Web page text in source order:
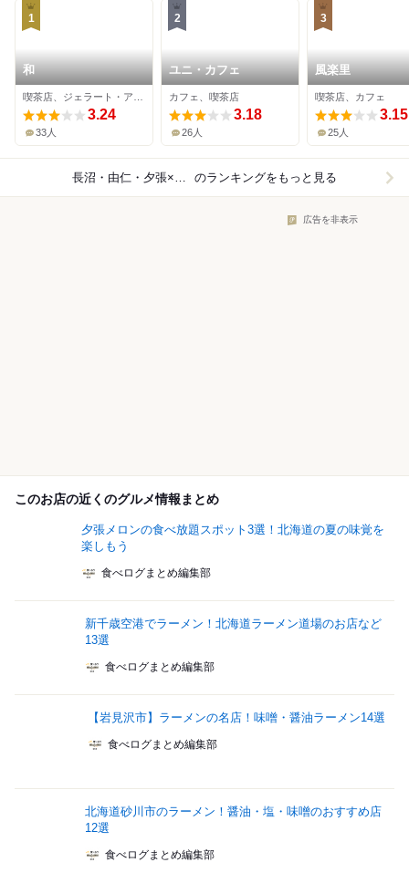
1
和
3.24
33人
2
ユニ・カフェ
カフェ、喫茶店
3.18
26人
3
風楽里
喫茶店、カフェ
3.15
25人
長沼・由仁・夕張×喫茶店 のランキングをもっと見る
広告を非表示
このお店の近くのグルメ情報まとめ
夕張メロンの食べ放題スポット3選！北海道の夏の味覚を
楽しもう
食べログまとめ編集部
新千歳空港でラーメン！北海道ラーメン道場のお店など
13選
食べログまとめ編集部
【岩見沢市】ラーメンの名店！味噌・醤油ラーメン14選
食べログまとめ編集部
北海道砂川市のラーメン！醤油・塩・味噌のおすすめ店
12選
食べログまとめ編集部